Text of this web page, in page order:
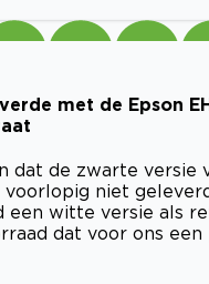
met de Epson
dat de zwarte versie
voorlopig niet
een witte versie als
dat voor ons een